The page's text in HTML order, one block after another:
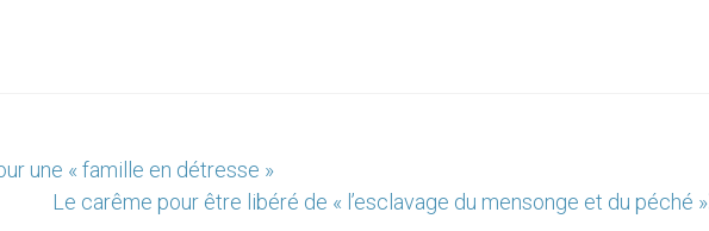
une « famille en détresse »
Le carême pour être libéré de « l’esclavage du mensonge et du péché »